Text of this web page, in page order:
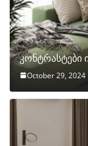
კონტრასტები
October 29, 2024